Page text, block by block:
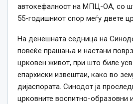
автокефалност на МПЦ-ОА, со
55-годишниот спор меѓу двете
На денешната седница на
повеќе прашања и настани
црковен живот, при што биле
епархиски извештаи, како во
дијаспората. Синодот ја
црковните воспитно-образовни